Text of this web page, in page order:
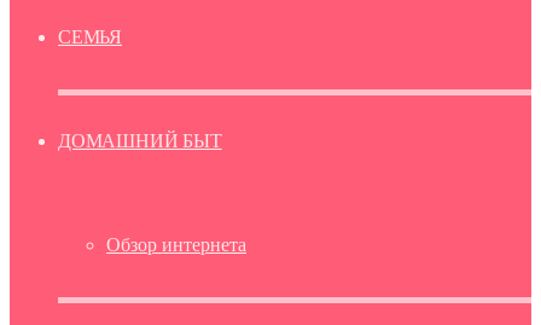
СЕМЬЯ
ДОМАШНИЙ БЫТ
Обзор интернета